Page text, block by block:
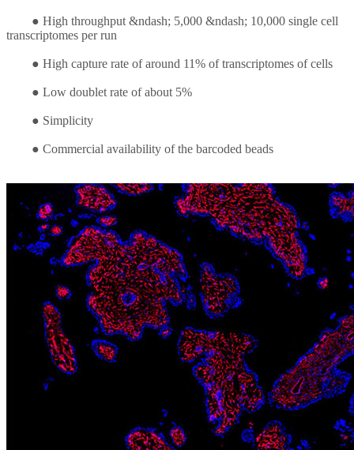
● High throughput &ndash; 5,000 &ndash; 10,000 single cell
transcriptomes per run
● High capture rate of around 11% of transcriptomes of cells
● Low doublet rate of about 5%
● Simplicity
● Commercial availability of the barcoded beads